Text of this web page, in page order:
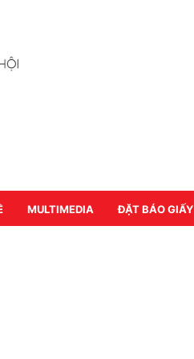
MULTIMEDIA ĐẶT BÁO GIẤY